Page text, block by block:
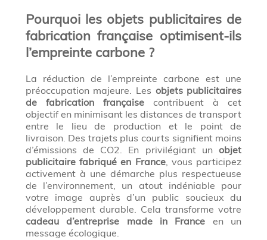
Pourquoi les objets publicitaires de
fabrication française optimisent-ils
l’empreinte carbone ?
La réduction de l’empreinte carbone est une
préoccupation majeure. Les objets publicitaires
de fabrication françaisecontribuent à cet
objectif en minimisant les distances de transport
entre le lieu de production et le point de
livraison. Des trajets plus courts signifient moins
d’émissions de CO2. En privilégiant unobjet
publicitaire fabriqué en France, vous participez
activement à une démarche plus respectueuse
de l’environnement, un atout indéniable pour
votre image auprès d’un public soucieux du
développement durable. Cela transforme votre
cadeau d’entreprise made in France en un
message écologique.